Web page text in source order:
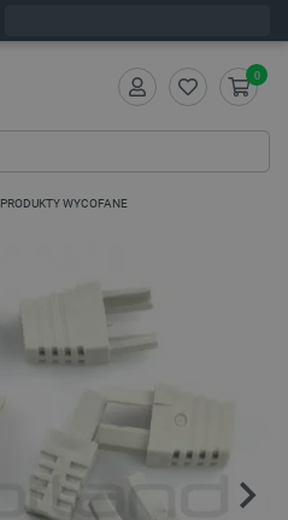
0
PRODUKTY WYCOFANE